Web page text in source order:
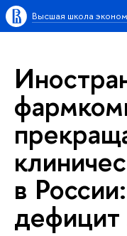
Высшая школа
в
дефицит